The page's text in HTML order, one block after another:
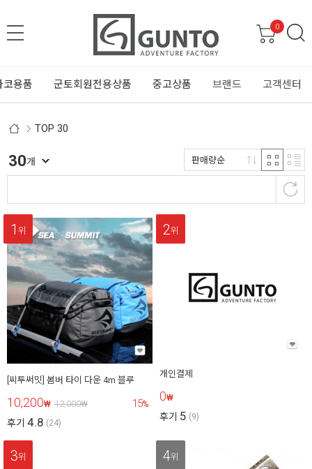
0
코용품 군토회원전용상품 중고상품 브랜드 고객센터
TOP 30
30개 판매량순
1 위
[씨투써밋] 봄버 타이 다운 4m 블루
10,200₩ 12,000₩ 15%
후기 4.8 (24)
2위
개인결제
0₩
후기 5 (9)
3위 4위